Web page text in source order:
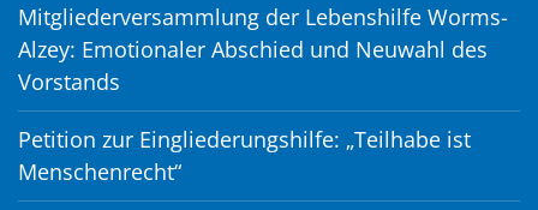
Mitgliederversammlung der Lebenshilfe Worms-
Alzey: Emotionaler Abschied und Neuwahl des
Vorstands
Petition zur Eingliederungshilfe: „Teilhabe ist
Menschenrecht“